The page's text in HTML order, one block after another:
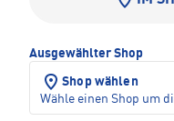
Ausgewählter Shop
Shop wählen
Wähle einen Shop um